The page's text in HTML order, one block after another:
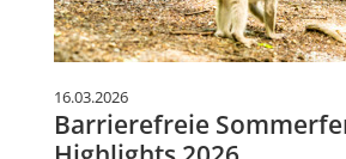
16.03.2026
Barrierefreie